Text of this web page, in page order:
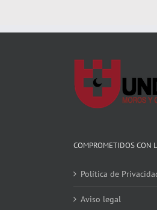
COMPROMETIDOS CON
Política de
Aviso legal